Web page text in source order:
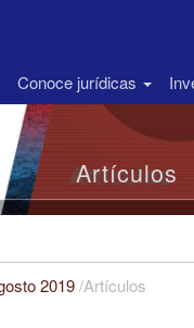
Conoce jurídicas
Artículos
2019/Artículos